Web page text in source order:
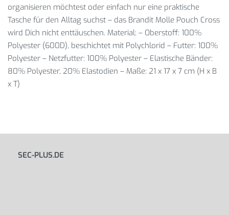
organisieren möchtest oder einfach nur eine praktische
Tasche für den Alltag suchst – das Brandit Molle Pouch Cross
wird Dich nicht enttäuschen. Material: – Oberstoff: 100%
Polyester (600D), beschichtet mit Polychlorid – Futter: 100%
Polyester – Netzfutter: 100% Polyester – Elastische Bänder:
80% Polyester, 20% Elastodien – Maße: 21 x 17 x 7 cm (H x B
x T)
SEC-PLUS.DE